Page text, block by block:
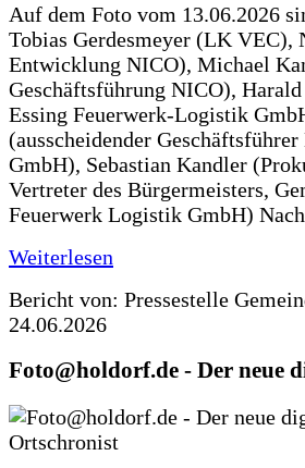
Auf dem Foto vom 13.06.2026
Tobias Gerdesmeyer (LK
Entwicklung NICO), Michael
Geschäftsführung NICO),
Essing Feuerwerk-Logistik
(ausscheidender
GmbH), Sebastian Kandler
Vertreter des Bürgermeisters,
Feuerwerk Logistik GmbH)
Weiterlesen
Bericht von: Pressestelle
24.06.2026
Foto@holdorf.de - Der neue